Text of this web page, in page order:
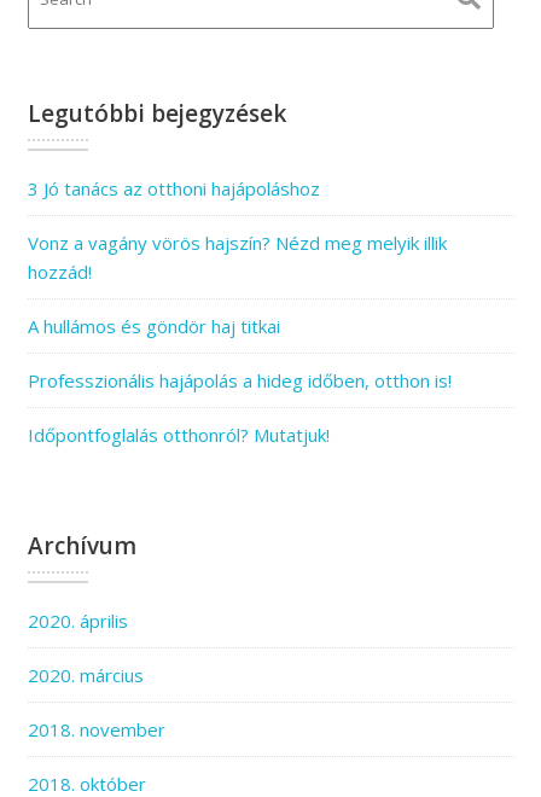
Legutóbbi bejegyzések
3 Jó tanács az otthoni hajápoláshoz
Vonz a vagány vörös hajszín? Nézd meg melyik illik
hozzád!
A hullámos és göndör haj titkai
Professzionális hajápolás a hideg időben, otthon is!
Időpontfoglalás otthonról? Mutatjuk!
Archívum
2020. április
2020. március
2018. november
2018. október